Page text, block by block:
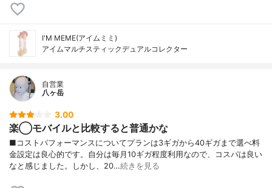
I'M MEME(アイムミミ)
アイムマルチスティックデュアルコレクター
自営業
八ヶ岳
3.00
楽◯モバイルと比較すると普通かな
■コストパフォーマンスについてプランは3ギガから40ギガまで選べ料
金設定は良心的です。自分は毎月10ギガ程度利用なので、コスパは良い
なと感じました。しかし、20…続きを見る